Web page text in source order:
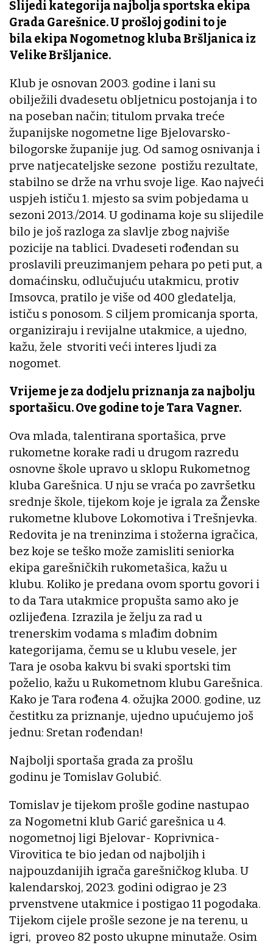
Slijedi kategorija najbolja sportska ekipa
Grada Garešnice. U prošloj godini to je
bila ekipa Nogometnog kluba Bršljanica iz
Velike Bršljanice.
Klub je osnovan 2003. godine i lani su
obilježili dvadesetu obljetnicu postojanja i to
na poseban način; titulom prvaka treće
županijske nogometne lige Bjelovarsko-
bilogorske županije jug. Od samog osnivanja i
prve natjecateljske sezone postižu rezultate,
stabilno se drže na vrhu svoje lige. Kao najveći
uspjeh ističu 1. mjesto sa svim pobjedama u
sezoni 2013./2014. U godinama koje su slijedile
bilo je još razloga za slavlje zbog najviše
pozicije na tablici. Dvadeseti rođendan su
proslavili preuzimanjem pehara po peti put, a
domaćinsku, odlučujuću utakmicu, protiv
Imsovca, pratilo je više od 400 gledatelja,
ističu s ponosom. S ciljem promicanja sporta,
organiziraju i revijalne utakmice, a ujedno,
kažu, žele stvoriti veći interes ljudi za
nogomet.
Vrijeme je za dodjelu priznanja za najbolju
sportašicu. Ove godine to je Tara Vagner.
Ova mlada, talentirana sportašica, prve
rukometne korake radi u drugom razredu
osnovne škole upravo u sklopu Rukometnog
kluba Garešnica. U nju se vraća po završetku
srednje škole, tijekom koje je igrala za Ženske
rukometne klubove Lokomotiva i Trešnjevka.
Redovita je na treninzima i stožerna igračica,
bez koje se teško može zamisliti seniorka
ekipa garešničkih rukometašica, kažu u
klubu. Koliko je predana ovom sportu govori i
to da Tara utakmice propušta samo ako je
ozlijeđena. Izrazila je želju za rad u
trenerskim vodama s mlađim dobnim
kategorijama, čemu se u klubu vesele, jer
Tara je osoba kakvu bi svaki sportski tim
poželio, kažu u Rukometnom klubu Garešnica.
Kako je Tara rođena 4. ožujka 2000. godine, uz
čestitku za priznanje, ujedno upućujemo još
jednu: Sretan rođendan!
Najbolji sportaša grada za prošlu
godinu je Tomislav Golubić.
Tomislav je tijekom prošle godine nastupao
za Nogometni klub Garić garešnica u 4.
nogometnoj ligi Bjelovar- Koprivnica-
Virovitica te bio jedan od najboljih i
najpouzdanijih igrača garešničkog kluba. U
kalendarskoj, 2023. godini odigrao je 23
prvenstvene utakmice i postigao 11 pogodaka.
Tijekom cijele prošle sezone je na terenu, u
igri, proveo 82 posto ukupne minutaže. Osim